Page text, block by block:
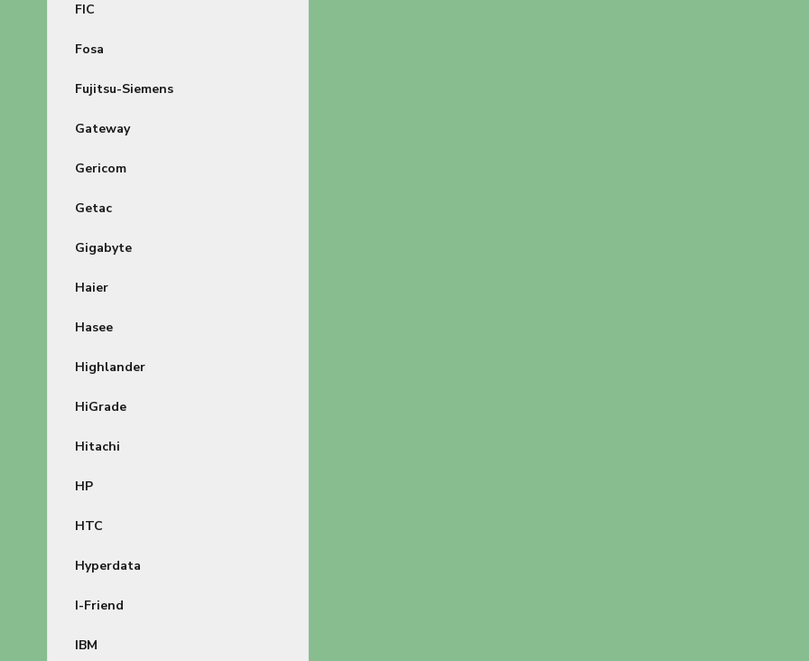
FIC
Fosa
Fujitsu-Siemens
Gateway
Gericom
Getac
Gigabyte
Haier
Hasee
Highlander
HiGrade
Hitachi
HP
HTC
Hyperdata
I-Friend
IBM